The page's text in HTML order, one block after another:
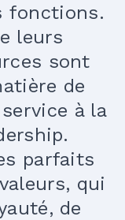
fonctions.
leurs
sont
de
à la
parfaits
qui
de